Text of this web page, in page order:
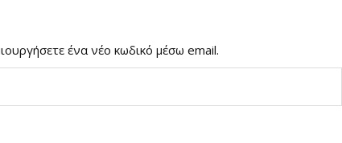
ένα νέο κωδικό μέσω email.